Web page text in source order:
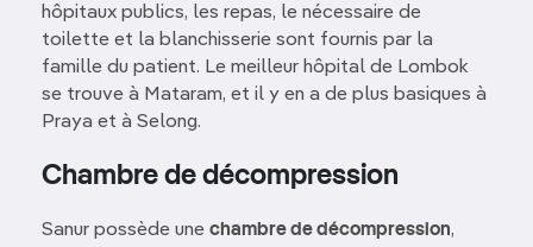
hôpitaux publics, les repas, le nécessaire de
toilette et la blanchisserie sont fournis par la
famille du patient. Le meilleur hôpital de Lombok
se trouve à Mataram, et il y en a de plus basiques à
Praya et à Selong.
Chambre de décompression
Sanur possède une chambre de décompression,